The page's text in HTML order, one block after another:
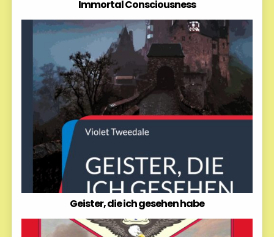
Immortal Consciousness
Geister, die ich gesehen habe